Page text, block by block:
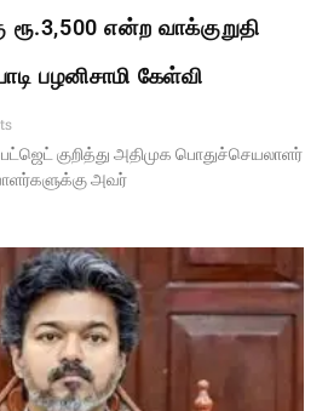
ரூ.3,500 என்ற வாக்குறுதி
பழனிசாமி கேள்வி
குறித்து அதிமுக பொதுச்செயலாளர்
அவர்